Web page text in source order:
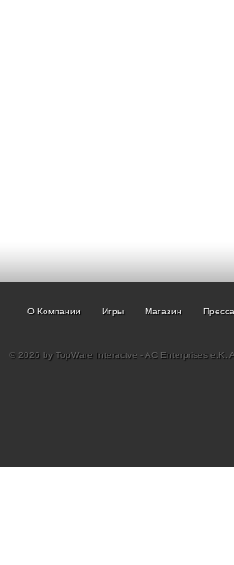
О Компании Игры Магазин Пресса
© 2026 by TopWare Interactve - AC Enterprises e.K.